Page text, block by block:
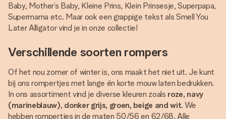
Baby, Mother’s Baby, Kleine Prins, Klein Prinsesje, Superpapa,
Supermama etc. Maar ook een grappige tekst als Smell You
Later Alligator vind je in onze collectie!
Verschillende soorten rompers
Of het nou zomer of winter is, ons maakt het niet uit. Je kunt
bij ons rompertjes met lange én korte mouw laten bedrukken.
In ons assortiment vind je diverse kleuren zoals roze, navy
(marineblauw), donker grijs, groen, beige and wit. We
hebben rompertjes in de maten 50/56 en 62/68. Alle